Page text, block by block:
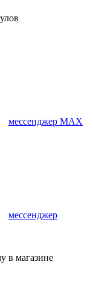
мессенджер MAX
мессенджер
в магазине